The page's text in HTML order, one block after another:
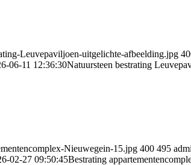
Leuvepaviljoen-uitgelichte-afbeelding.jpg
06-11 12:36:30Natuursteen bestrating
Nieuwegein-15.jpg 400 495
02-27 09:50:45Bestrating